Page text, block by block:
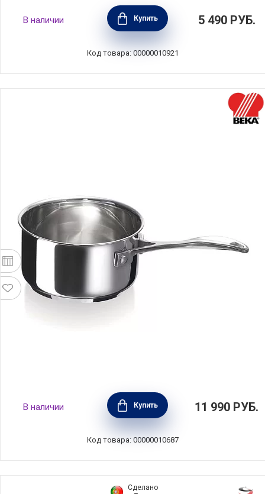
Ковш с антипригарным покрытием Twist 1,2
л алюминий, BEKA, Бельгия, 13856164
В наличии Купить 5 490 РУБ.
Код товара: 00000010921
Ковш Chef 1,2 л диаметр 14 см,
нержавеющая сталь 18/10, BEKA, Бельгия,
12066144
В наличии Купить 11 990 РУБ.
Код товара: 00000010687
Сделано